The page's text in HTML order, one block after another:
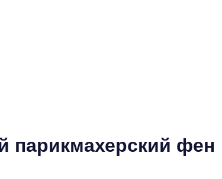
парикмахерский фен